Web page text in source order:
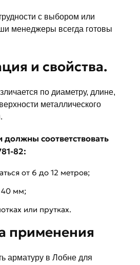
с выбором или
менеджеры всегда готовы
и свойства.
по диаметру, длине,
металлического
соответствовать
82:
от 6 до 12 метров;
40 мм;
или прутках.
применения
арматуру в Лобне для